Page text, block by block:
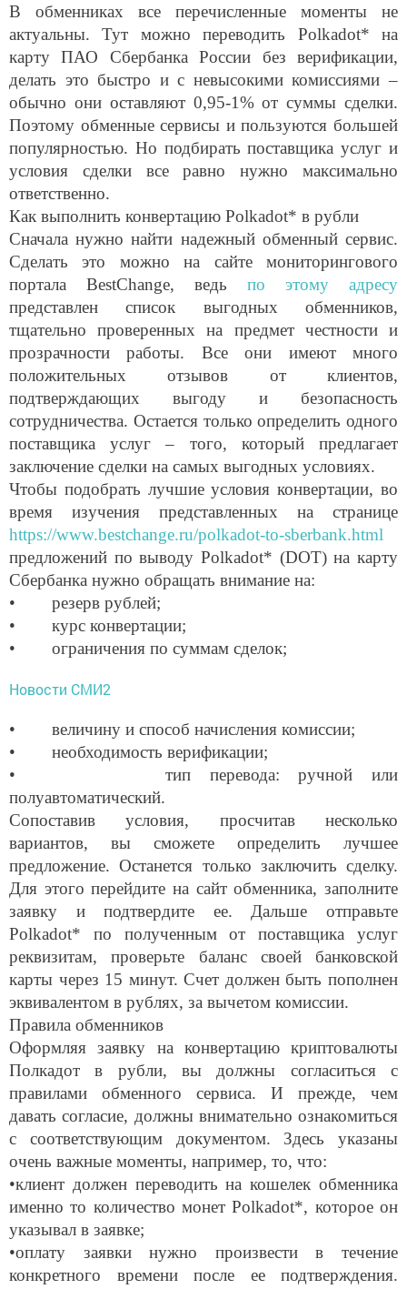
В обменниках все перечисленные моменты не
актуальны. Тут можно переводить Polkadot* на
карту ПАО Сбербанка России без верификации,
делать это быстро и с невысокими комиссиями –
обычно они оставляют 0,95-1% от суммы сделки.
Поэтому обменные сервисы и пользуются большей
популярностью. Но подбирать поставщика услуг и
условия сделки все равно нужно максимально
ответственно.
Как выполнить конвертацию Polkadot* в рубли
Сначала нужно найти надежный обменный сервис.
Сделать это можно на сайте мониторингового
портала BestChange, ведь по этому адресу
представлен список выгодных обменников,
тщательно проверенных на предмет честности и
прозрачности работы. Все они имеют много
положительных отзывов от клиентов,
подтверждающих выгоду и безопасность
сотрудничества. Остается только определить одного
поставщика услуг – того, который предлагает
заключение сделки на самых выгодных условиях.
Чтобы подобрать лучшие условия конвертации, во
время изучения представленных на странице
https://www.bestchange.ru/polkadot-to-sberbank.html
предложений по выводу Polkadot* (DOT) на карту
Сбербанка нужно обращать внимание на:
• резерв рублей;
• курс конвертации;
• ограничения по суммам сделок;
Новости СМИ2
• величину и способ начисления комиссии;
• необходимость верификации;
• тип перевода: ручной или
полуавтоматический.
Сопоставив условия, просчитав несколько
вариантов, вы сможете определить лучшее
предложение. Останется только заключить сделку.
Для этого перейдите на сайт обменника, заполните
заявку и подтвердите ее. Дальше отправьте
Polkadot* по полученным от поставщика услуг
реквизитам, проверьте баланс своей банковской
карты через 15 минут. Счет должен быть пополнен
эквивалентом в рублях, за вычетом комиссии.
Правила обменников
Оформляя заявку на конвертацию криптовалюты
Полкадот в рубли, вы должны согласиться с
правилами обменного сервиса. И прежде, чем
давать согласие, должны внимательно ознакомиться
с соответствующим документом. Здесь указаны
очень важные моменты, например, то, что:
•клиент должен переводить на кошелек обменника
именно то количество монет Polkadot*, которое он
указывал в заявке;
•оплату заявки нужно произвести в течение
конкретного времени после ее подтверждения.